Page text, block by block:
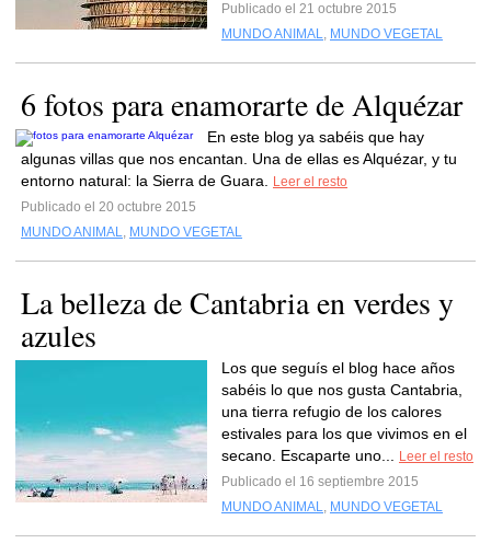
Publicado el 21 octubre 2015
MUNDO ANIMAL, MUNDO VEGETAL
6 fotos para enamorarte de Alquézar
En este blog ya sabéis que hay
algunas villas que nos encantan. Una de ellas es Alquézar, y tu
entorno natural: la Sierra de Guara.
Leer el resto
Publicado el 20 octubre 2015
MUNDO ANIMAL, MUNDO VEGETAL
La belleza de Cantabria en verdes y
azules
Los que seguís el blog hace años
sabéis lo que nos gusta Cantabria,
una tierra refugio de los calores
estivales para los que vivimos en el
secano. Escaparte uno...
Leer el resto
Publicado el 16 septiembre 2015
MUNDO ANIMAL, MUNDO VEGETAL